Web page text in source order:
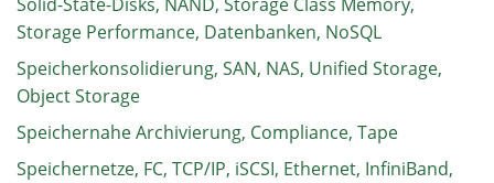
Storage Performance, Datenbanken, NoSQL
Speicherkonsolidierung, SAN, NAS, Unified Storage,
Object Storage
Speichernahe Archivierung, Compliance, Tape
Speichernetze, FC, TCP/IP, iSCSI, Ethernet, InfiniBand,